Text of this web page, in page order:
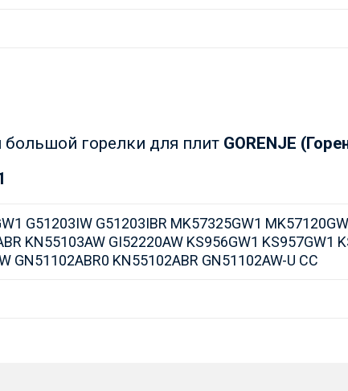
горелки для плит GORENJE
G51203IW G51203IBR MK57325GW1
KN55103AW GI52220AW KS956GW1
GN51102ABR0 KN55102ABR GN51102AW-U CC